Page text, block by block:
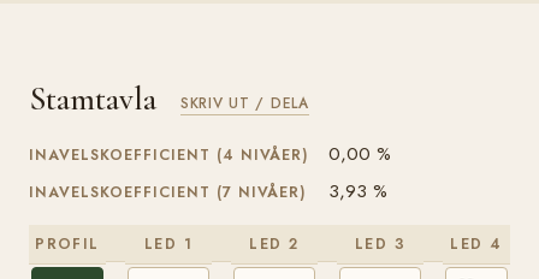
Stamtavla SKRIV UT / DELA
INAVELSKOEFFICIENT (4 NIVÅER) 0,00 %
INAVELSKOEFFICIENT (7 NIVÅER) 3,93 %
PROFIL LED 1 LED 2 LED 3 LED 4